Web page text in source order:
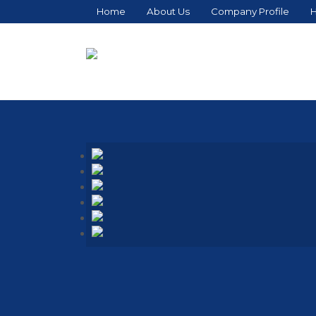
Home About Us Company Profile